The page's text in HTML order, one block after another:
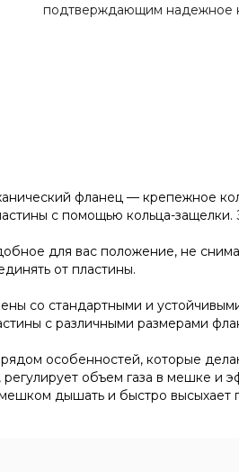
подтверждающим надежное
фланец — крепежное
с помощью кольца-
для вас положение, не
от пластины.
со стандартными и
с различными размерами
особенностей, которые
объем газа в мешке и
дышать и быстро высыхает